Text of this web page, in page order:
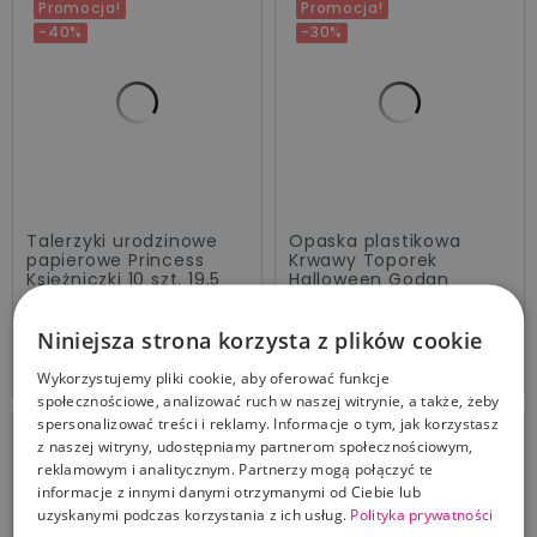
Promocja!
-40%
Talerzyki urodzinowe
papierowe Princess
Księżniczki 10 szt. 19,5
cm Dajar
Cena standardowa
6,50 zł Cena
3,90 zł
Promocja!
-30%
Opaska plastikowa
Krwawy Toporek
Halloween Godan
Promocja!
-30%
Promocja!
-40%
Niniejsza strona korzysta z plików cookie
Wykorzystujemy pliki cookie, aby oferować funkcje
społecznościowe, analizować ruch w naszej witrynie, a także, żeby
spersonalizować treści i reklamy. Informacje o tym, jak korzystasz
z naszej witryny, udostępniamy partnerom społecznościowym,
reklamowym i analitycznym. Partnerzy mogą połączyć te
informacje z innymi danymi otrzymanymi od Ciebie lub
uzyskanymi podczas korzystania z ich usług. Polityka prywatności